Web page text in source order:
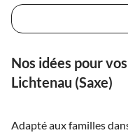
Nos idées pour
Lichtenau (Saxe)
Adapté aux familles